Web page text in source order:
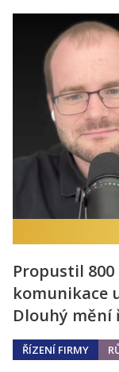
Propustil
komunikace
Dlouhý mění
ŘÍZENÍ FIRMY